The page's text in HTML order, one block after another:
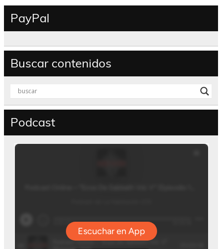
PayPal
Buscar contenidos
Podcast